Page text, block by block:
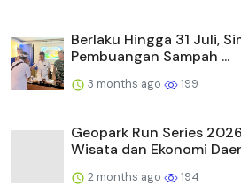
Berlaku Hingga 31 Juli,
Pembuangan Sampah ...
3 months ago 199
Geopark Run Series
Wisata dan Ekonomi
2 months ago 194